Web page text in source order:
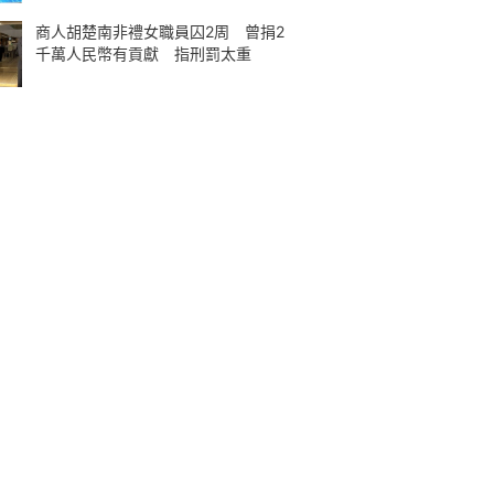
商人胡楚南非禮女職員囚2周 曾捐2
千萬人民幣有貢獻 指刑罰太重